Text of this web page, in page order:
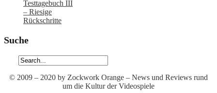
Testtagebuch III
– Riesige
Rückschritte
Suche
© 2009 – 2020 by Zockwork Orange – News und Reviews rund
um die Kultur der Videospiele